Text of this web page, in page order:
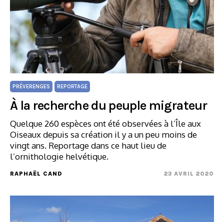
PRÉVERENGES REPORTAGE
À la recherche du peuple migrateur
Quelque 260 espèces ont été observées à l’Île aux
Oiseaux depuis sa création il y a un peu moins de
vingt ans. Reportage dans ce haut lieu de
l’ornithologie helvétique.
RAPHAËL CAND 23 AVRIL 2020